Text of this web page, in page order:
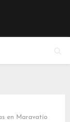
en Maravatío